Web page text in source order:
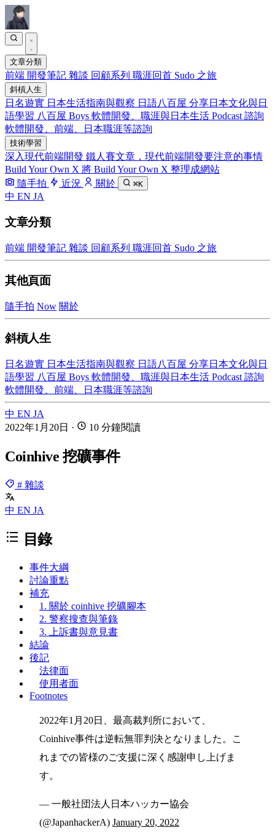
文章分類
前端 開發筆記 雜談 回顧系列 職涯回首 Sudo 之旅
斜槓人生
日名遊實 日本生活指南與觀察 日語八百屋 分享日本文化與日
語學習 八百屋 Boys 軟體開發、職涯與日本生活 Podcast 諮詢
軟體開發、前端、日本職涯等諮詢
技術學習
深入現代前端開發 鐵人賽文章，現代前端開發要注意的事情
Build Your Own X 將 Build Your Own X 整理成網站
隨手拍
近況 關於 ⌘K
中 EN JA
文章分類
前端 開發筆記 雜談 回顧系列 職涯回首 Sudo 之旅
其他頁面
隨手拍 Now 關於
斜槓人生
日名遊實 日本生活指南與觀察 日語八百屋 分享日本文化與日
語學習 八百屋 Boys 軟體開發、職涯與日本生活 Podcast 諮詢
軟體開發、前端、日本職涯等諮詢
中 EN JA
2022年1月20日 · 10 分鐘閱讀
Coinhive 挖礦事件
# 雜談
中 EN JA
目錄
事件大綱
討論重點
補充
1. 關於 coinhive 挖礦腳本
2. 警察搜查與筆錄
3. 上訴書與意見書
結論
後記
法律面
使用者面
Footnotes
2022年1月20日、最高裁判所において、
Coinhive事件は逆転無罪判決となりました。こ
れまでの皆様のご支援に深く感謝申し上げま
す。
— 一般社団法人日本ハッカー協会
(@JapanhackerA) January 20, 2022